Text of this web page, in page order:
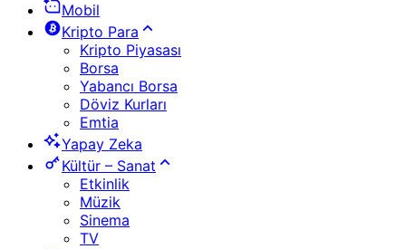
Mobil
Kripto Para
Kripto Piyasası
Borsa
Yabancı Borsa
Döviz Kurları
Emtia
Yapay Zeka
Kültür – Sanat
Etkinlik
Müzik
Sinema
TV